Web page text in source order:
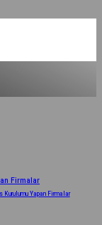
Firmalar
Yapan Firmalar